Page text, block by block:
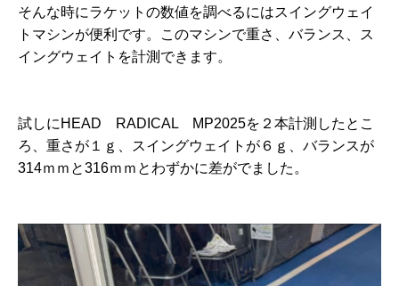
そんな時にラケットの数値を調べるにはスイングウェイ
トマシンが便利です。このマシンで重さ、バランス、ス
イングウェイトを計測できます。
試しにHEAD RADICAL MP2025を２本計測したとこ
ろ、重さが１ｇ、スイングウェイトが６ｇ、バランスが
314ｍｍと316ｍｍとわずかに差がでました。